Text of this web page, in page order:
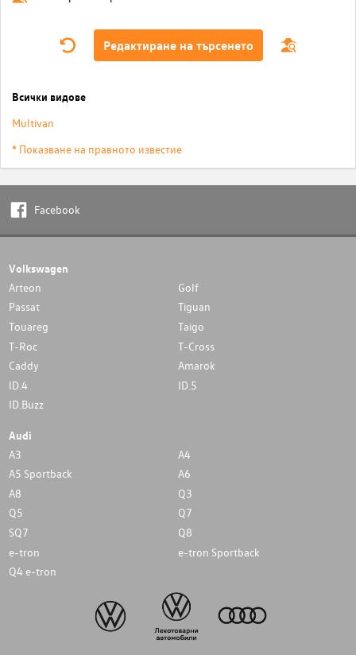
Редактиране на търсенето
Всички видове
Multivan
* Показване на правното известие
Facebook
Volkswagen
Arteon
Golf
Passat
Tiguan
Touareg
Taigo
T-Roc
T-Cross
Caddy
Amarok
ID.4
ID.5
ID.Buzz
Audi
A3
A4
A5 Sportback
A6
A8
Q3
Q5
Q7
SQ7
Q8
e-tron
e-tron Sportback
Q4 e-tron